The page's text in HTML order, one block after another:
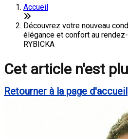
Accueil
Découvrez votre nouveau
élégance et confort au
RYBICKA
Cet article n'est
Retourner à la page d'accueil